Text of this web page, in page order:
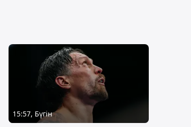
15:57, Бүгін